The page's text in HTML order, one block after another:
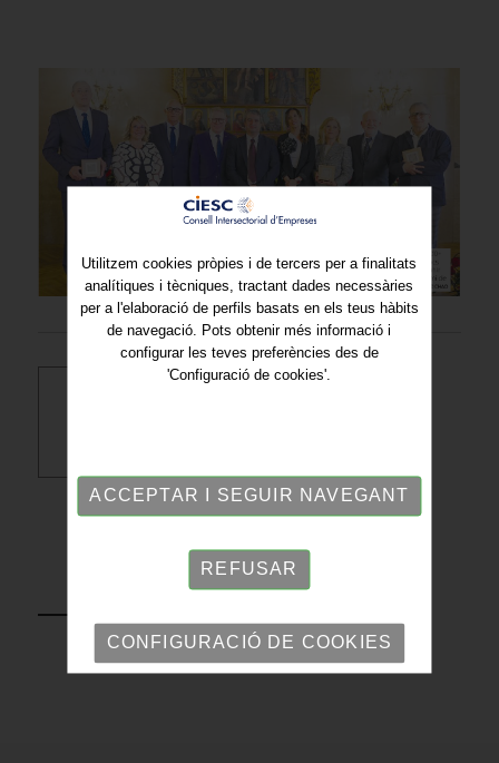
TORNAR
Utilitzem cookies pròpies i de tercers per a finalitats
analítiques i tècniques, tractant dades necessàries
per a l'elaboració de perfils basats en els teus hàbits
de navegació. Pots obtenir més informació i
configurar les teves preferències des de
'Configuració de cookies'.
ACCEPTAR I SEGUIR NAVEGANT
REFUSAR
CONFIGURACIÓ DE COOKIES